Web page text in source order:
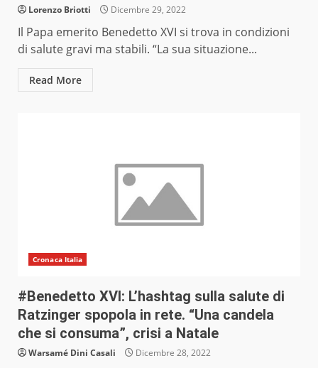
Lorenzo Briotti Dicembre 29, 2022
Il Papa emerito Benedetto XVI si trova in condizioni
di salute gravi ma stabili. “La sua situazione...
Read More
Cronaca Italia
#Benedetto XVI: L’hashtag sulla salute di
Ratzinger spopola in rete. “Una candela
che si consuma”, crisi a Natale
Warsamé Dini Casali Dicembre 28, 2022